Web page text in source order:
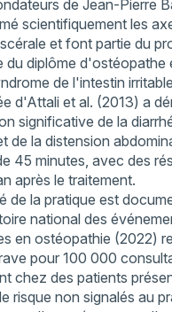
de Jean-Pierre
scientifiquement les
et font partie du
du diplôme d'ostéopathe
de l'intestin
d'Attali et al. (2013) a
significative de la
de la distension
45 minutes, avec des
après le traitement.
de la pratique est
national des
en ostéopathie (2022)
pour 100 000
chez des patients
risque non signalés au